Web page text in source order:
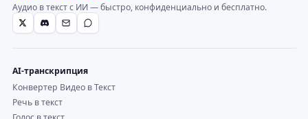
Аудио в текст с ИИ — быстро, конфиденциально и бесплатно.
AI-транскрипция
Конвертер Видео в Текст
Речь в текст